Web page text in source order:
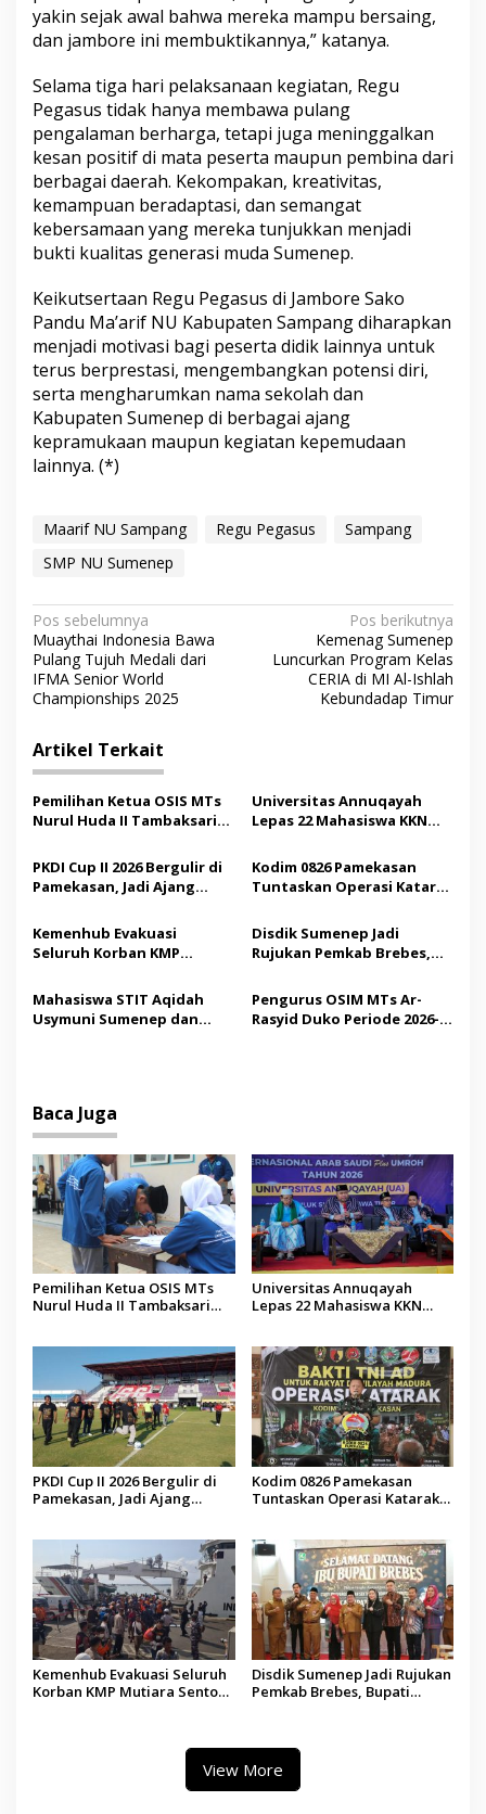
yakin sejak awal bahwa mereka mampu bersaing,
dan jambore ini membuktikannya,” katanya.
Selama tiga hari pelaksanaan kegiatan, Regu
Pegasus tidak hanya membawa pulang
pengalaman berharga, tetapi juga meninggalkan
kesan positif di mata peserta maupun pembina dari
berbagai daerah. Kekompakan, kreativitas,
kemampuan beradaptasi, dan semangat
kebersamaan yang mereka tunjukkan menjadi
bukti kualitas generasi muda Sumenep.
Keikutsertaan Regu Pegasus di Jambore Sako
Pandu Ma’arif NU Kabupaten Sampang diharapkan
menjadi motivasi bagi peserta didik lainnya untuk
terus berprestasi, mengembangkan potensi diri,
serta mengharumkan nama sekolah dan
Kabupaten Sumenep di berbagai ajang
kepramukaan maupun kegiatan kepemudaan
lainnya. (*)
Maarif NU Sampang Regu Pegasus
Sampang
SMP NU Sumenep
N
a
v
i
g
a
s
i
p
o
s
Pos sebelumnya
Muaythai Indonesia Bawa
Pulang Tujuh Medali dari
IFMA Senior World
Championships 2025
Pos berikutnya
Kemenag Sumenep
Luncurkan Program Kelas
CERIA di MI Al-Ishlah
Kebundadap Timur
Artikel Terkait
Pemilihan Ketua OSIS MTs
Nurul Huda II Tambaksari
Demokrasi bagi Siswa
Universitas Annuqayah
Lepas 22 Mahasiswa KKN
Saudi
PKDI Cup II 2026 Bergulir di
Pamekasan, Jadi Ajang
Madura
Kodim 0826 Pamekasan
Tuntaskan Operasi Katarak
Tindakan Medis
Kemenhub Evakuasi
Seluruh Korban KMP
Operator Diaudit
Disdik Sumenep Jadi
Rujukan Pemkab Brebes,
Pendidikan Berbasis
Budaya
Mahasiswa STIT Aqidah
Usymuni Sumenep dan
Pengurus OSIM MTs Ar-
Rasyid Duko Periode 2026-
Baca Juga
Pemilihan Ketua OSIS MTs
Nurul Huda II Tambaksari
Universitas Annuqayah
Lepas 22 Mahasiswa KKN
PKDI Cup II 2026 Bergulir di
Pamekasan, Jadi Ajang
Kodim 0826 Pamekasan
Tuntaskan Operasi Katarak
Kemenhub Evakuasi Seluruh
Korban KMP Mutiara Sentosa
Disdik Sumenep Jadi Rujukan
Pemkab Brebes, Bupati
View More